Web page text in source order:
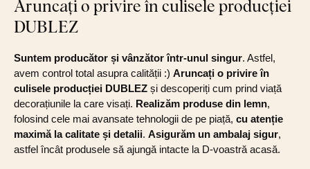
Aruncați o privire în culisele producției
DUBLEZ
Suntem producător și vânzător într-unul singur. Astfel,
avem control total asupra calității :) Aruncați o privire în
culisele producției DUBLEZ și descoperiți cum prind viață
decorațiunile la care visați. Realizăm produse din lemn,
folosind cele mai avansate tehnologii de pe piață, cu atenție
maximă la calitate și detalii. Asigurăm un ambalaj sigur,
astfel încât produsele să ajungă intacte la D-voastră acasă.